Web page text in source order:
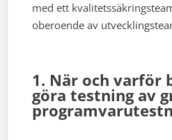
med ett
oberoende av
1. När och varför
göra testning av